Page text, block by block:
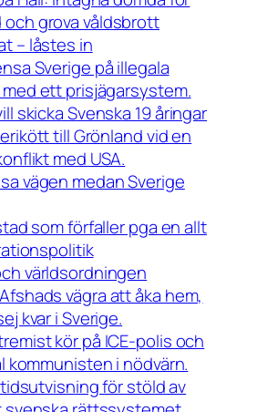
och grova våldsbrott
– låstes in
Sverige på illegala
ett prisjägarsystem.
skicka Svenska 19 åringar
till Grönland vid en
med USA.
vägen medan Sverige
som förfaller pga en allt
världsordningen
vägra att åka hem,
kvar i Sverige.
kör på ICE-polis och
kommunisten i nödvärn.
för stöld av